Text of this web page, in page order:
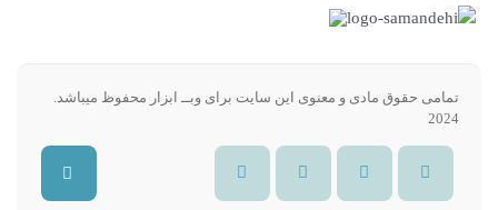
تمامی حقوق مادی و معنوی این سایت برای وبــ ابزار محفوظ میباشد.​
2024